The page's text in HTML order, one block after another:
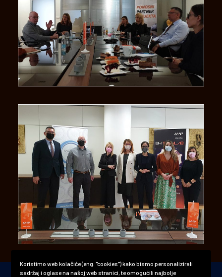
Koristimo web kolačiće (eng. "cookies") kako bismo personalizirali
sadržaj i oglase na našoj web stranici, te omogućili najbolje